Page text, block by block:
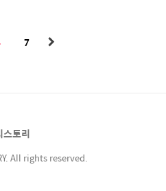
사용의 원리 소다라임이란 탄산가
켜주는 의학용품 인데요, 스키머와
니다. 공기를 흡입하는 이 부분과 소
통에 호스만 연결하..
7
스토리
All rights reserved.